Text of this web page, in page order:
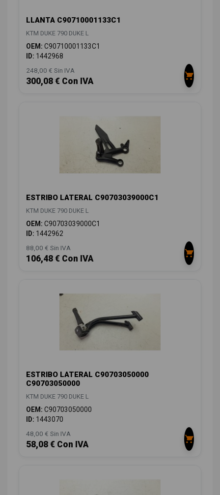
LLANTA C90710001133C1
KTM DUKE 790 DUKE L
OEM: C90710001133C1
ID: 1442968
248,00 € Sin IVA
300,08 € Con IVA
ESTRIBO LATERAL C90703039000C1
KTM DUKE 790 DUKE L
OEM: C90703039000C1
ID: 1442962
88,00 € Sin IVA
106,48 € Con IVA
ESTRIBO LATERAL C90703050000
C90703050000
KTM DUKE 790 DUKE L
OEM: C90703050000
ID: 1443070
48,00 € Sin IVA
58,08 € Con IVA